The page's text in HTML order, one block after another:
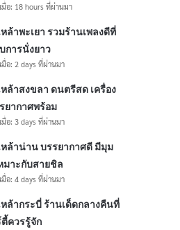
มื่อ: 18 hours ที่ผ่านมา
ล้าพะเยา รวมร้านเพลงดีที่
การนั่งยาว
มื่อ: 2 days ที่ผ่านมา
หล้าสงขลา ดนตรีสด เครื่อง
ยากาศพร้อม
มื่อ: 3 days ที่ผ่านมา
หล้าน่าน บรรยากาศดี มีมุม
มาะกับสายชิล
มื่อ: 4 days ที่ผ่านมา
หล้ากระบี่ ร้านเด็ดกลางคืนที่
ควรรู้จัก